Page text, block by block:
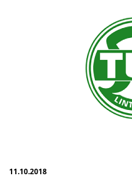
11.10.2018